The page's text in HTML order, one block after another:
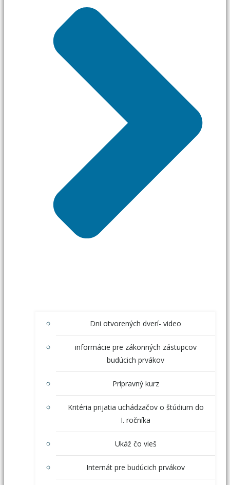
Dni otvorených dverí- video
informácie pre zákonných zástupcov
budúcich prvákov
Prípravný kurz
Kritéria prijatia uchádzačov o štúdium do
I. ročníka
Ukáž čo vieš
Internát pre budúcich prvákov